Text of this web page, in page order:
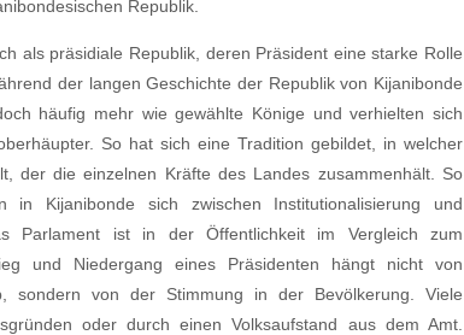
Republik.
als präsidiale Republik, deren Präsident eine starke Rolle
der langen Geschichte der Republik von Kijanibonde
häufig mehr wie gewählte Könige und verhielten sich
So hat sich eine Tradition gebildet, in welcher
der die einzelnen Kräfte des Landes zusammenhält. So
Kijanibonde sich zwischen Institutionalisierung und
Parlament ist in der Öffentlichkeit im Vergleich zum
und Niedergang eines Präsidenten hängt nicht von
sondern von der Stimmung in der Bevölkerung. Viele
oder durch einen Volksaufstand aus dem Amt.